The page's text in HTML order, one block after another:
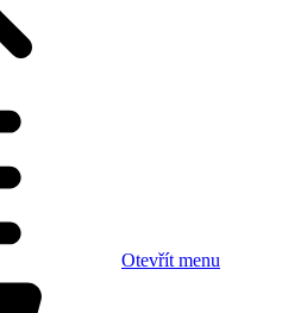
Otevřít menu